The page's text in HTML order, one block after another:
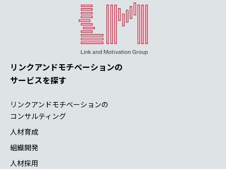
リンクアンドモチベーションの
サービスを探す
リンクアンドモチベーションの
コンサルティング
人材育成
組織開発
人材採用